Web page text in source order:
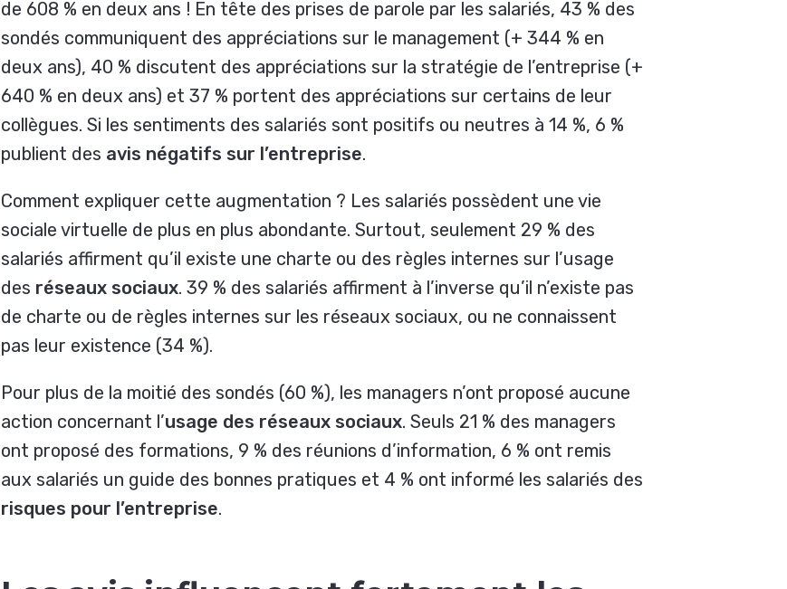
de 608 % en deux ans ! En tête des prises de parole par les salariés, 43 % des
sondés communiquent des appréciations sur le management (+ 344 % en
deux ans), 40 % discutent des appréciations sur la stratégie de l’entreprise (+
640 % en deux ans) et 37 % portent des appréciations sur certains de leur
collègues. Si les sentiments des salariés sont positifs ou neutres à 14 %, 6 %
publient des avis négatifs sur l’entreprise.
Comment expliquer cette augmentation ? Les salariés possèdent une vie
sociale virtuelle de plus en plus abondante. Surtout, seulement 29 % des
salariés affirment qu’il existe une charte ou des règles internes sur l’usage
des réseaux sociaux. 39 % des salariés affirment à l’inverse qu’il n’existe pas
de charte ou de règles internes sur les réseaux sociaux, ou ne connaissent
pas leur existence (34 %).
Pour plus de la moitié des sondés (60 %), les managers n’ont proposé aucune
action concernant l’usage des réseaux sociaux. Seuls 21 % des managers
ont proposé des formations, 9 % des réunions d’information, 6 % ont remis
aux salariés un guide des bonnes pratiques et 4 % ont informé les salariés des
risques pour l’entreprise.